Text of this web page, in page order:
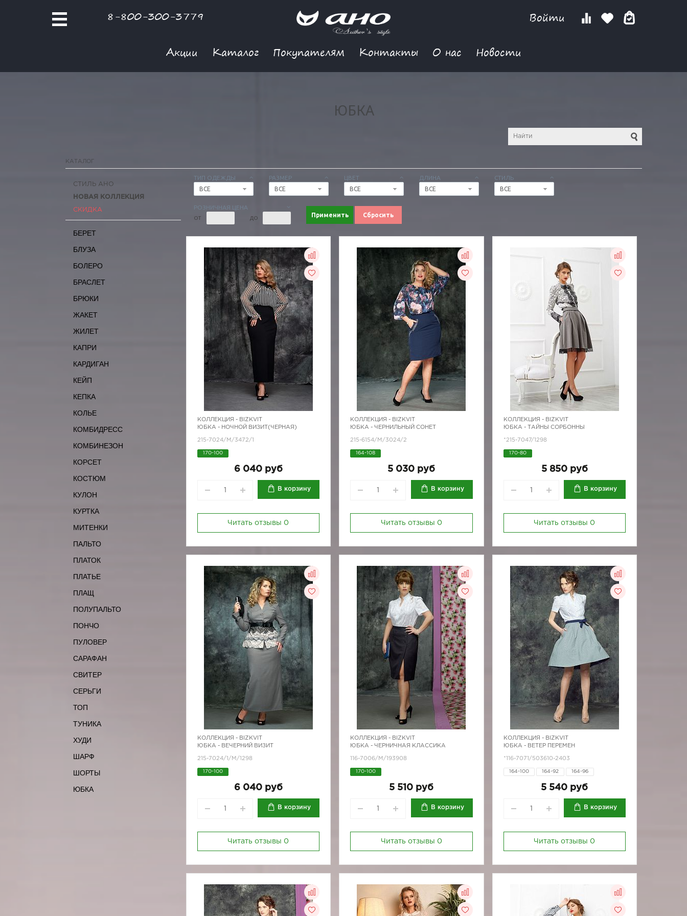
8-800-300-3779 Войти
Акции Каталог Покупателям Контакты О нас Новости
ЮБКА
КАТАЛОГ
ТИП ОДЕЖДЫ
ВСЕ
РАЗМЕР
ВСЕ
ЦВЕТ
ВСЕ
ДЛИНА
ВСЕ
СТИЛЬ
ВСЕ
РОЗНИЧНАЯ ЦЕНА
ОТ ДО Применить Сбросить
СТИЛЬ АНО
НОВАЯ КОЛЛЕКЦИЯ
СКИДКА
БЕРЕТ
БЛУЗА
БОЛЕРО
БРАСЛЕТ
БРЮКИ
ЖАКЕТ
ЖИЛЕТ
КАПРИ
КАРДИГАН
КЕЙП
КЕПКА
КОЛЬЕ
КОМБИДРЕСС
КОМБИНЕЗОН
КОРСЕТ
КОСТЮМ
КУЛОН
КУРТКА
МИТЕНКИ
ПАЛЬТО
ПЛАТОК
ПЛАТЬЕ
ПЛАЩ
ПОЛУПАЛЬТО
ПОНЧО
ПУЛОВЕР
САРАФАН
СВИТЕР
СЕРЬГИ
ТОП
ТУНИКА
ХУДИ
ШАРФ
ШОРТЫ
ЮБКА
КОЛЛЕКЦИЯ - BIZKVIT
ЮБКА - НОЧНОЙ ВИЗИТ(ЧЕРНАЯ)
215-7024/M/3472/1
170-100
6 040 руб
В корзину
Читать отзывы 0
КОЛЛЕКЦИЯ - BIZKVIT
ЮБКА - ЧЕРНИЛЬНЫЙ СОНЕТ
215-6154/М/3024/2
164-108
5 030 руб
В корзину
Читать отзывы 0
КОЛЛЕКЦИЯ - BIZKVIT
ЮБКА - ТАЙНЫ СОРБОННЫ
*215-7047/1298
170-80
5 850 руб
В корзину
Читать отзывы 0
КОЛЛЕКЦИЯ - BIZKVIT
ЮБКА - ВЕЧЕРНИЙ ВИЗИТ
215-7024/1/M/1298
170-100
6 040 руб
В корзину
Читать отзывы 0
КОЛЛЕКЦИЯ - BIZKVIT
ЮБКА - ЧЕРНИЧНАЯ КЛАССИКА
116-7006/М/193908
170-100
5 510 руб
В корзину
Читать отзывы 0
КОЛЛЕКЦИЯ - BIZKVIT
ЮБКА - ВЕТЕР ПЕРЕМЕН
*116-7071/503610-2403
164-100 164-92 164-96
5 540 руб
В корзину
Читать отзывы 0